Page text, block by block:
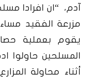
آدم، “ان افرادا
مزرعة الفقيد
يقوم بعملية
المسلحين حاولوا
أثناء محاولة